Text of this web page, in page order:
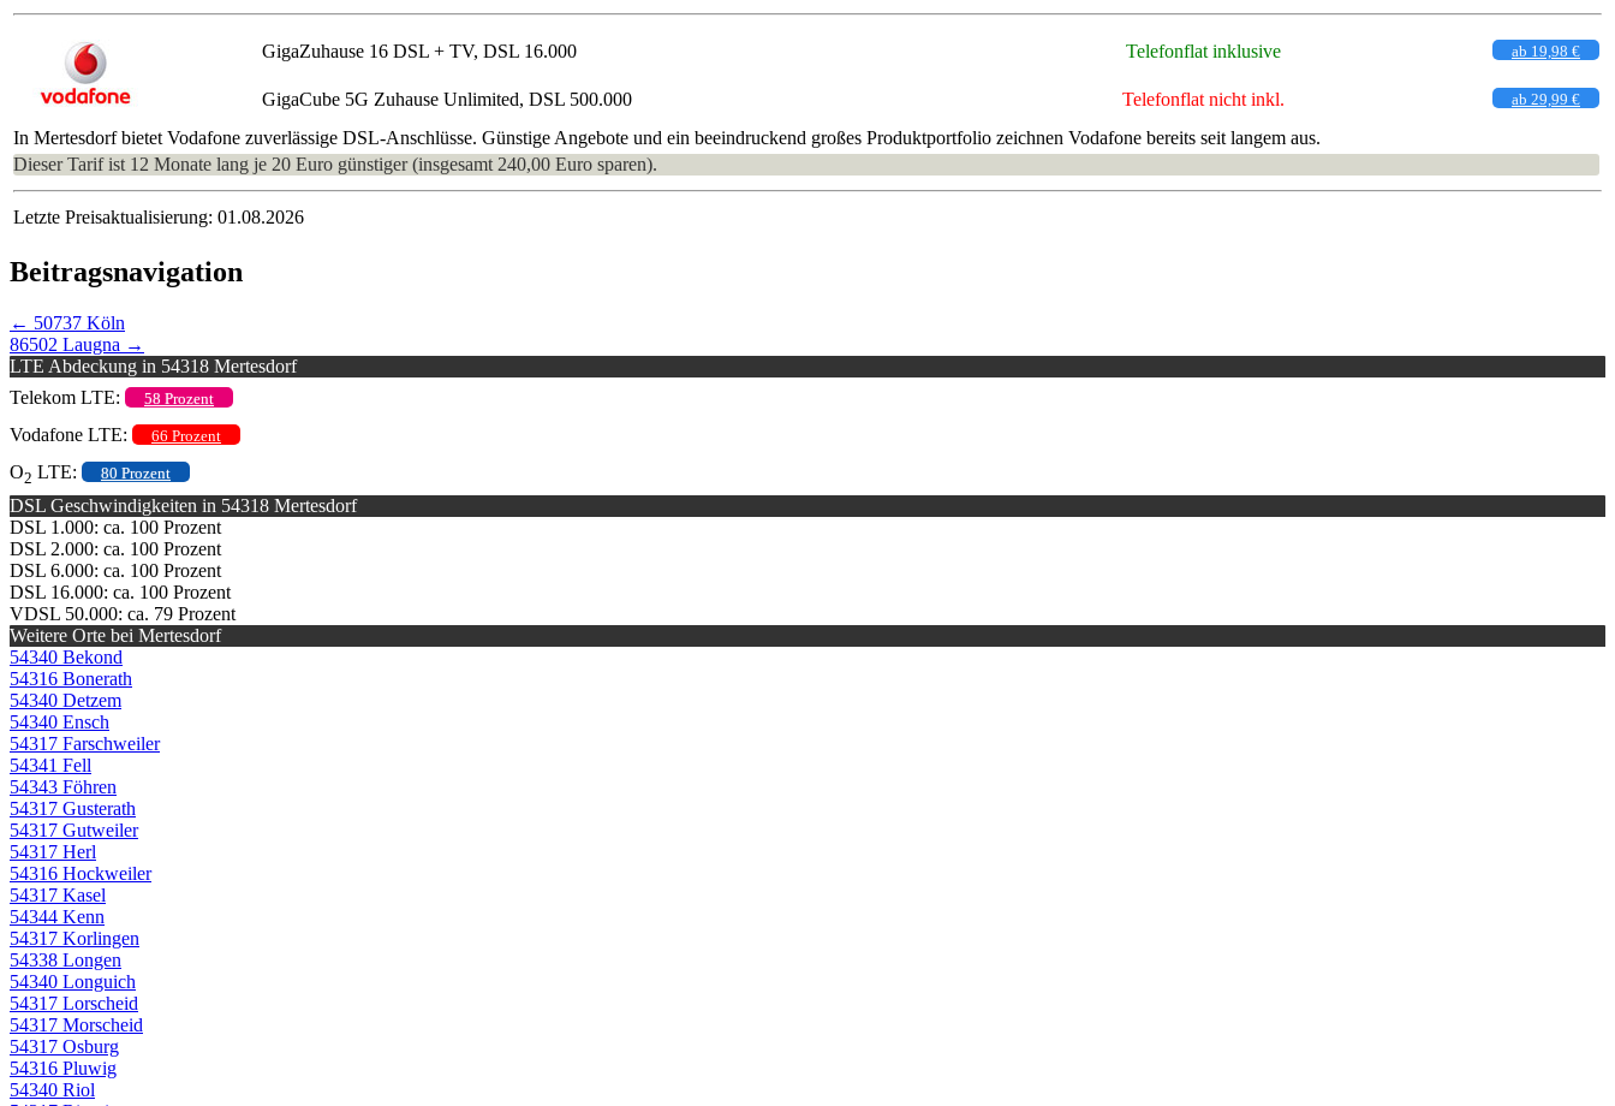
GigaZuhause 16 DSL + TV, DSL 16.000 Telefonflat inklusive ab 19,98 €
GigaCube 5G Zuhause Unlimited, DSL 500.000 Telefonflat nicht inkl. ab 29,99 €
In Mertesdorf bietet Vodafone zuverlässige DSL-Anschlüsse. Günstige Angebote und ein beeindruckend großes Produktportfolio zeichnen Vodafone bereits seit langem aus.
Dieser Tarif ist 12 Monate lang je 20 Euro günstiger (insgesamt 240,00 Euro sparen).
Letzte Preisaktualisierung: 01.08.2026
Beitragsnavigation
← 50737 Köln
86502 Laugna →
LTE Abdeckung in 54318 Mertesdorf
Telekom LTE:
58 Prozent
Vodafone LTE: 66 Prozent
O2 LTE: 80 Prozent
DSL Geschwindigkeiten in 54318 Mertesdorf
DSL 1.000: ca. 100 Prozent
DSL 2.000: ca. 100 Prozent
DSL 6.000: ca. 100 Prozent
DSL 16.000: ca. 100 Prozent
VDSL 50.000: ca. 79 Prozent
Weitere Orte bei Mertesdorf
54340 Bekond
54316 Bonerath
54340 Detzem
54340 Ensch
54317 Farschweiler
54341 Fell
54343 Föhren
54317 Gusterath
54317 Gutweiler
54317 Herl
54316 Hockweiler
54317 Kasel
54344 Kenn
54317 Korlingen
54338 Longen
54340 Longuich
54317 Lorscheid
54317 Morscheid
54317 Osburg
54316 Pluwig
54340 Riol